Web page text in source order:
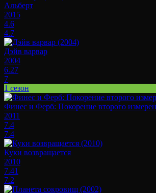
Альберт
2015
4.6
4.7
Дэйв варвар
2004
6.27
7
1 сезон
Финес и Ферб: Покорение второго
2011
7.4
7.4
Куки возвращается
2010
7.41
7.2